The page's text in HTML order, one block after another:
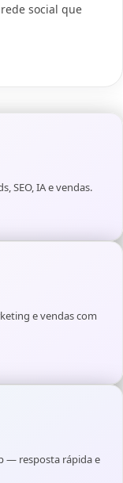
social que
SEO, IA e vendas.
e vendas com
— resposta rápida e